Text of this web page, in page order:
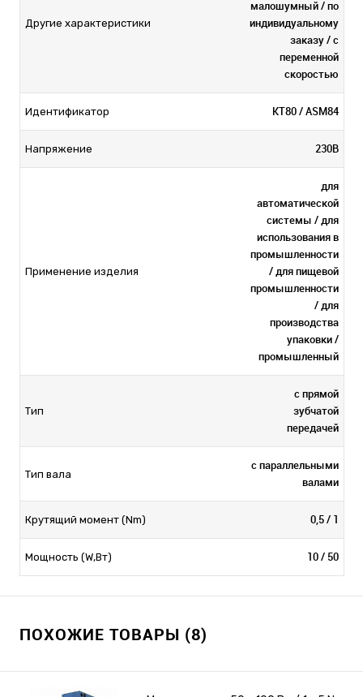
Другие характеристики
малошумный / по
индивидуальному
заказу / с
переменной
скоростью
Идентификатор KT80 / ASM84
Напряжение 230В
Применение изделия
для
автоматической
системы / для
использования в
промышленности
/ для пищевой
промышленности
/ для
производства
упаковки /
промышленный
Тип
с прямой
зубчатой
передачей
Тип вала
с параллельными
валами
Крутящий момент (Nm) 0,5 / 1
Мощность (W,Вт) 10 / 50
ПОХОЖИЕ ТОВАРЫ (8)